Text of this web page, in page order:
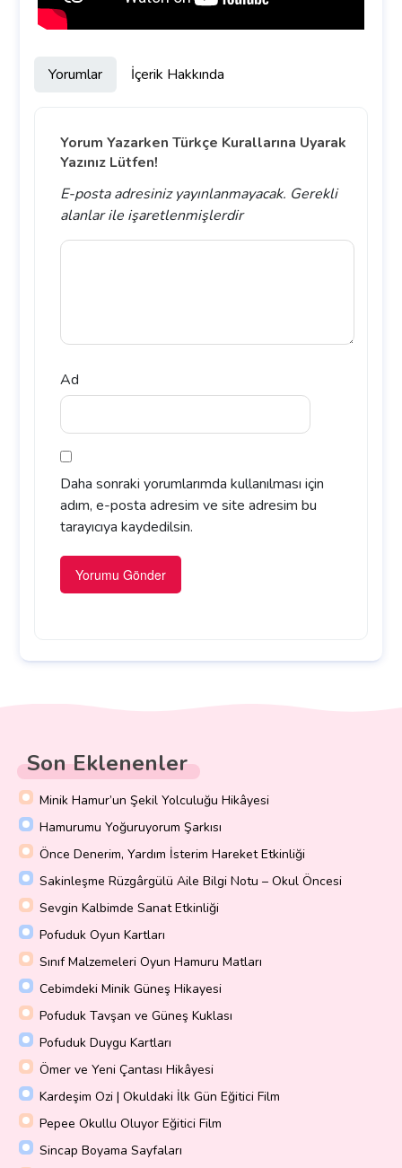
Yorumlar İçerik Hakkında
Yorum Yazarken Türkçe Kurallarına Uyarak
Yazınız Lütfen!
E-posta adresiniz yayınlanmayacak. Gerekli
alanlarile işaretlenmişlerdir
Ad
Daha sonraki yorumlarımda kullanılması için
adım, e-posta adresim ve site adresim bu
tarayıcıya kaydedilsin.
Son Eklenenler
Minik Hamur’un Şekil Yolculuğu Hikâyesi
Hamurumu Yoğuruyorum Şarkısı
Önce Denerim, Yardım İsterim Hareket Etkinliği
Sakinleşme Rüzgârgülü Aile Bilgi Notu – Okul Öncesi
Sevgin Kalbimde Sanat Etkinliği
Pofuduk Oyun Kartları
Sınıf Malzemeleri Oyun Hamuru Matları
Cebimdeki Minik Güneş Hikayesi
Pofuduk Tavşan ve Güneş Kuklası
Pofuduk Duygu Kartları
Ömer ve Yeni Çantası Hikâyesi
Kardeşim Ozi | Okuldaki İlk Gün Eğitici Film
Pepee Okullu Oluyor Eğitici Film
Sincap Boyama Sayfaları